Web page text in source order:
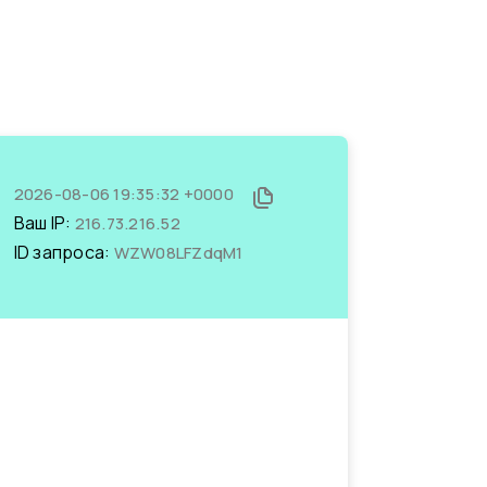
2026-08-06 19:35:32 +0000
Ваш IP: 216.73.216.52
ID запроса: WZW08LFZdqM1